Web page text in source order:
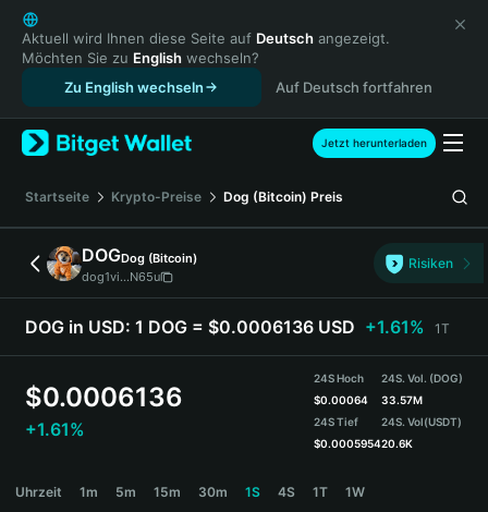
English
日本語
Tiếng Việt
Русский
Español (Latinoamérica)
Türkçe
Français
Deutsch
简体中文
繁體中文
Português (Portugal)
Bahasa Indonesia
ภาษาไทย
Español
Español (Argentina)
Aktuell wird Ihnen diese Seite auf Deutsch angezeigt.
Möchten Sie zu English wechseln?
Zu English wechseln
Auf Deutsch fortfahren
Jetzt herunterladen
Startseite Krypto-Preise Dog (Bitcoin) Preis
DOGDog (Bitcoin)
dog1vi...N65u
Risiken
DOG in USD: 1 DOG = $0.0006136 USD +1.61% 1T
$0.0006136
+1.61%
24S Hoch
$0.00064
24S Tief
$0.0005954
24S. Vol. (DOG)
33.57M
24S. Vol(USDT)
20.6K
Uhrzeit 1m 5m 15m 30m 1S 4S 1T 1W